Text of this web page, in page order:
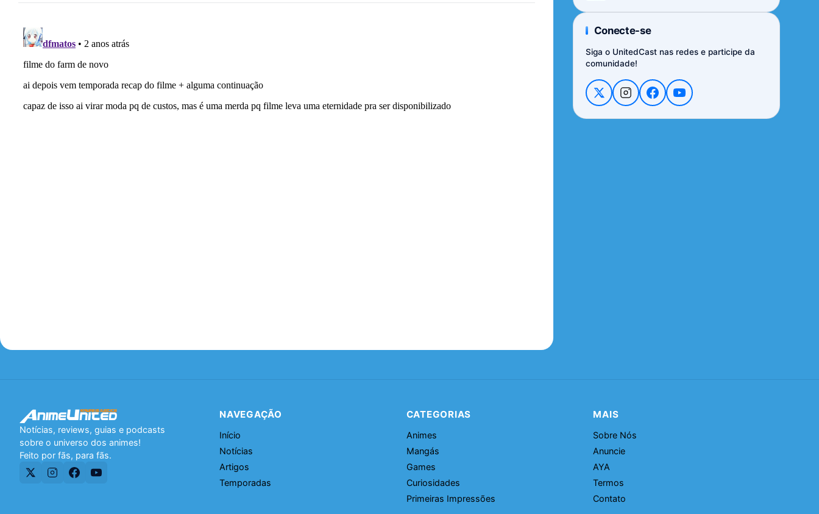
Conecte-se
Siga o UnitedCast nas redes e participe da
comunidade!
Notícias, reviews, guias e podcasts
sobre o universo dos animes!
Feito por fãs, para fãs.
NAVEGAÇÃO
Início
Notícias
Artigos
Temporadas
CATEGORIAS
Animes
Mangás
Games
Curiosidades
Primeiras Impressões
MAIS
Sobre Nós
Anuncie
AYA
Termos
Contato